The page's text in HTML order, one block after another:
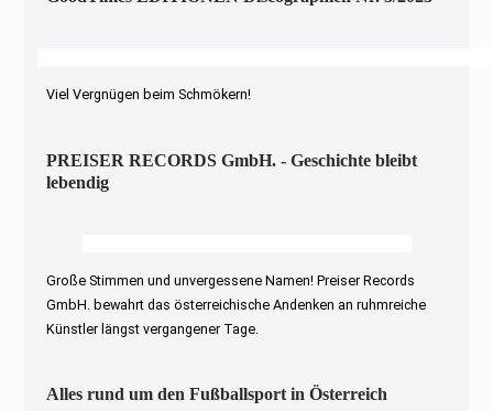
Viel Vergnügen beim Schmökern!
PREISER RECORDS GmbH. - Geschichte bleibt
lebendig
Große Stimmen und unvergessene Namen! Preiser Records
GmbH. bewahrt das österreichische Andenken an ruhmreiche
Künstler längst vergangener Tage.
Alles rund um den Fußballsport in Österreich